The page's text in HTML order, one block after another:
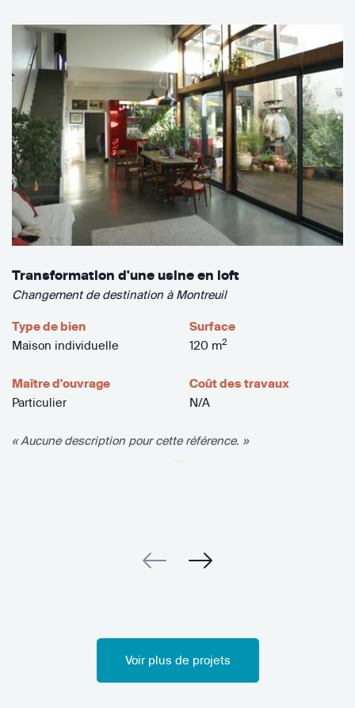
Transformation d'une usine en loft
Changement de destination à Montreuil
Type de bien
Maison individuelle
Surface
120 m2
Maître d'ouvrage
Particulier
Coût des travaux
N/A
« Aucune description pour cette référence. »
Voir plus de projets